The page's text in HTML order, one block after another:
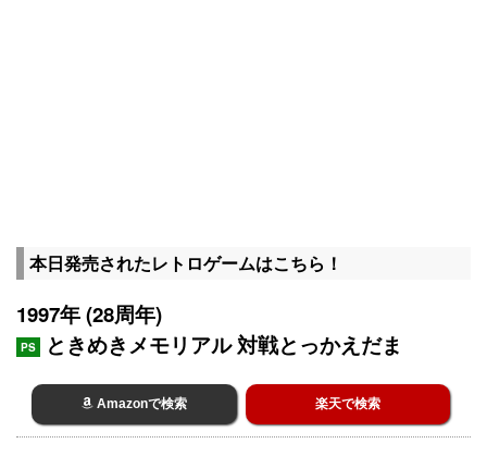
本日発売されたレトロゲームはこちら！
1997年 (28周年)
PS ときめきメモリアル 対戦とっかえだま
Amazonで検索 楽天で検索